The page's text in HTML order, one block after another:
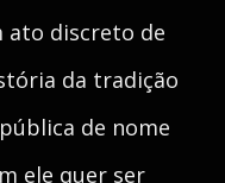
ato discreto de
da tradição
de nome
ele quer ser